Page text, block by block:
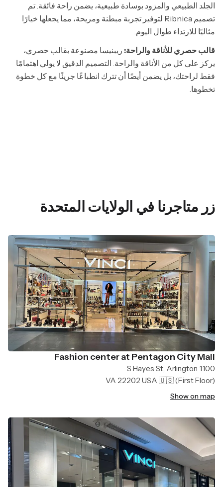
الجلد الطبيعي والمزود بوسادة طبيعية، يضمن راحة فائقة. تم
تصميم Ribnica لتوفير تجربة مبطنة ومريحة، مما يجعلها خيارًا
مثاليًا للارتداء طوال اليوم.
قالب حصري للأناقة والراحة: ريبنيسا مصنوعة بقالب حصري،
يركز على كل من الأناقة والراحة. التصميم الدقيق لا يولي اهتمامًا
فقط لراحتك، بل يضمن أيضًا أن تترك انطباعًا جريئًا مع كل خطوة
تخطوها.
زر متاجرنا في الولايات المتحدة
Fashion center at Pentagon City Mall
1100 S Hayes St, Arlington
VA 22202 USA 🇺🇸(First Floor)
Show on map